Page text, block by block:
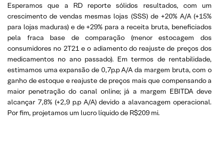
Esperamos que a RD reporte sólidos resultados, com um
crescimento de vendas mesmas lojas (SSS) de +20% A/A (+15%
para lojas maduras) e de +29% para a receita bruta, beneficiados
pela fraca base de comparação (menor estocagem dos
consumidores no 2T21 e o adiamento do reajuste de preços dos
medicamentos no ano passado). Em termos de rentabilidade,
estimamos uma expansão de 0,7p.p A/A da margem bruta, com o
ganho de estoque e reajuste de preços mais que compensando a
maior penetração do canal online; já a margem EBITDA deve
alcançar 7,8% (+2,9 p.p A/A) devido a alavancagem operacional.
Por fim, projetamos um lucro líquido de R$209 mi.